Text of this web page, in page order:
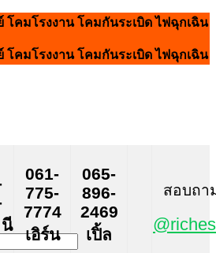
โคมโรงงาน โคมกันระเบิด ไฟฉุกเฉิน
โคมโรงงาน โคมกันระเบิด ไฟฉุกเฉิน
061-
775-
7774
เอิร์น
065-
896-
2469
เปิ้ล
สอบถา